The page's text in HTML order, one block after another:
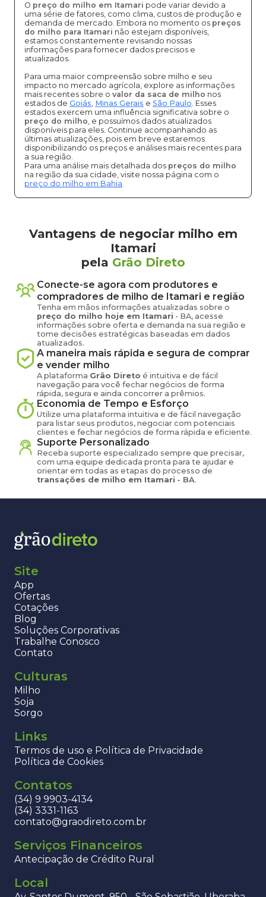
O preço do milho em Itamari pode variar devido a
uma série de fatores, como clima, custos de produção e
demanda de mercado. Embora no momento os preços
do milho para Itamari não estejam disponíveis,
estamos constantemente revisando nossas
informações para fornecer dados precisos e
atualizados.
Para uma maior compreensão sobre milho e seu
impacto no mercado agrícola, explore as informações
mais recentes sobre o valor da saca de milho nos
estados de Goiás, Minas Gerais e São Paulo. Esses
estados exercem uma influência significativa sobre o
preço do milho, e possuímos dados atualizados
disponíveis para eles. Continue acompanhando as
últimas atualizações, pois em breve estaremos
disponibilizando os preços e análises mais recentes para
a sua região.
Para uma análise mais detalhada dos preços do milho
na região da sua cidade, visite nossa página com o
preço do milho em Bahia.
Vantagens de negociar milho em
Itamari
pela Grão Direto
Conecte-se agora com produtores e
compradores de milho de Itamari e região
Tenha em mãos informações atualizadas sobre o
preço do milho hoje em Itamari - BA, acesse
informações sobre oferta e demanda na sua região e
tome decisões estratégicas baseadas em dados
atualizados.
A maneira mais rápida e segura de comprar
e vender milho
A plataforma Grão Direto é intuitiva e de fácil
navegação para você fechar negócios de forma
rápida, segura e ainda concorrer a prêmios.
Economia de Tempo e Esforço
Utilize uma plataforma intuitiva e de fácil navegação
para listar seus produtos, negociar com potenciais
clientes e fechar negócios de forma rápida e eficiente.
Suporte Personalizado
Receba suporte especializado sempre que precisar,
com uma equipe dedicada pronta para te ajudar e
orientar em todas as etapas do processo de
transações de milho em Itamari - BA.
Site
App
Ofertas
Cotações
Blog
Soluções Corporativas
Trabalhe Conosco
Contato
Culturas
Milho
Soja
Sorgo
Links
Termos de uso e Política de Privacidade
Política de Cookies
Contatos
(34) 9 9903-4134
(34) 3331-1163
contato@graodireto.com.br
Serviços Financeiros
Antecipação de Crédito Rural
Local